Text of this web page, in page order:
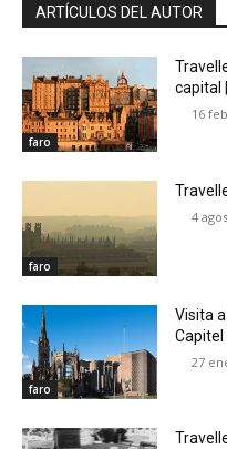
ARTÍCULOS DEL AUTOR
faro
capital
16
faro
4
faro
Visita
Capitel
27